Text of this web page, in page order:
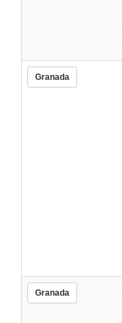
Granada
Granada